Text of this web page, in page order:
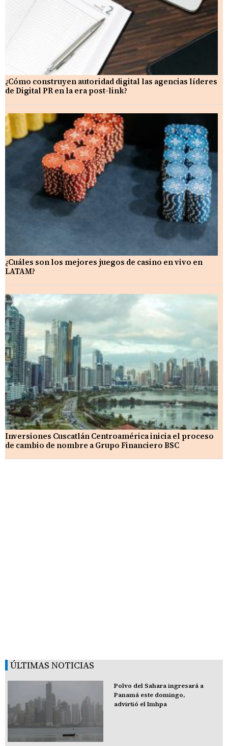
¿Cómo construyen autoridad digital las agencias líderes
de Digital PR en la era post-link?
¿Cuáles son los mejores juegos de casino en vivo en
LATAM?
Inversiones Cuscatlán Centroamérica inicia el proceso
de cambio de nombre a Grupo Financiero BSC
ÚLTIMAS NOTICIAS
Polvo del Sahara ingresará a
Panamá este domingo,
advirtió el Imhpa